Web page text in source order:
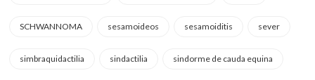
SCHWANNOMA sesamoideos sesamoiditis sever
simbraquidactilia sindactilia sindorme de cauda equina